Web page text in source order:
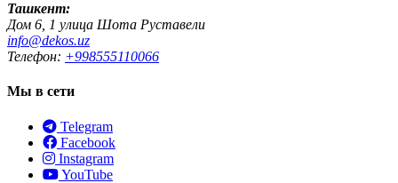
Ташкент:
Дом 6, 1 улица Шота Руставели
info@dekos.uz
Телефон: +998555110066
Мы в сети
Telegram
Facebook
Instagram
YouTube